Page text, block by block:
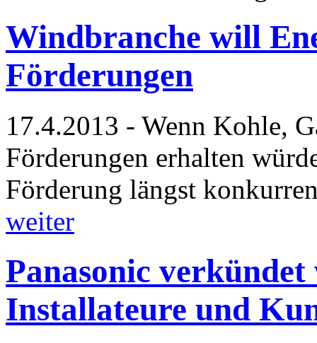
Windbranche will
Förderungen
17.4.2013 - Wenn Kohle,
Förderungen erhalten
Förderung längst
weiter
Panasonic
Installateure und